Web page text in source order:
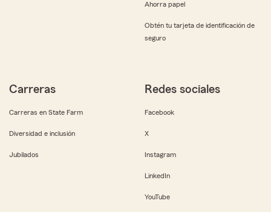
Ahorra papel
Obtén tu tarjeta de identificación de
seguro
Carreras
Carreras en State Farm
Diversidad e inclusión
Jubilados
Redes sociales
Facebook
X
Instagram
LinkedIn
YouTube